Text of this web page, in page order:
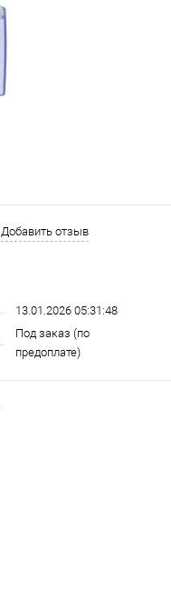
Добавить отзыв
13.01.2026 05:31:48
Под заказ (по
предоплате)